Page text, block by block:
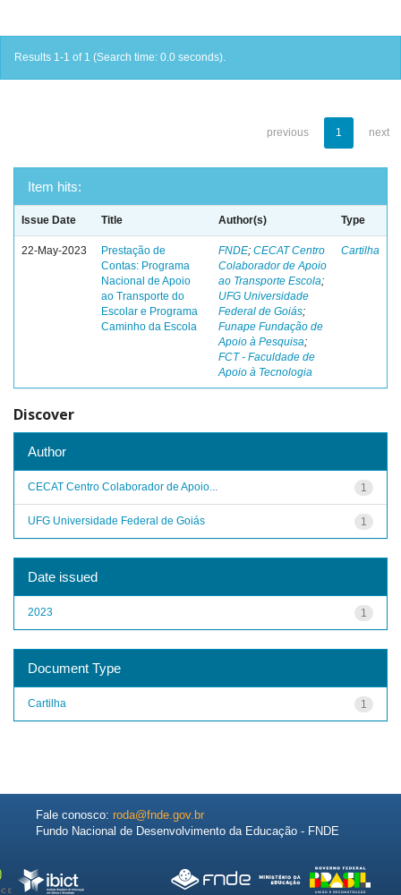
Results 1-1 of 1 (Search time: 0.0 seconds).
previous 1 next
Item hits:
Issue Date Title Author(s) Type
22-May-2023
Prestação de
Contas: Programa
Nacional de Apoio
ao Transporte do
Escolar e Programa
Caminho da Escola
FNDE; CECAT Centro
Colaborador de Apoio
ao Transporte Escola;
UFG Universidade
Federal de Goiás;
Funape Fundação de
Apoio à Pesquisa;
FCT - Faculdade de
Apoio à Tecnologia
Cartilha
Discover
Author
1
CECAT Centro Colaborador de Apoio...
1
UFG Universidade Federal de Goiás
Date issued
1
2023
Document Type
1
Cartilha
Fale conosco: roda@fnde.gov.br
Fundo Nacional de Desenvolvimento da Educação - FNDE